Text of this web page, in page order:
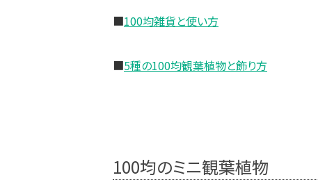
■100均雑貨と使い方
■5種の100均観葉植物と飾り方
100均のミニ観葉植物